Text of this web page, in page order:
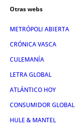
Otras webs
METRÓPOLI ABIERTA
CRÓNICA VASCA
CULEMANÍA
LETRA GLOBAL
ATLÁNTICO HOY
CONSUMIDOR GLOBAL
HULE & MANTEL